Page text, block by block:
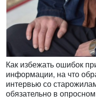
Как избежать ошибок
информации, на что
интервью со
обязательно в